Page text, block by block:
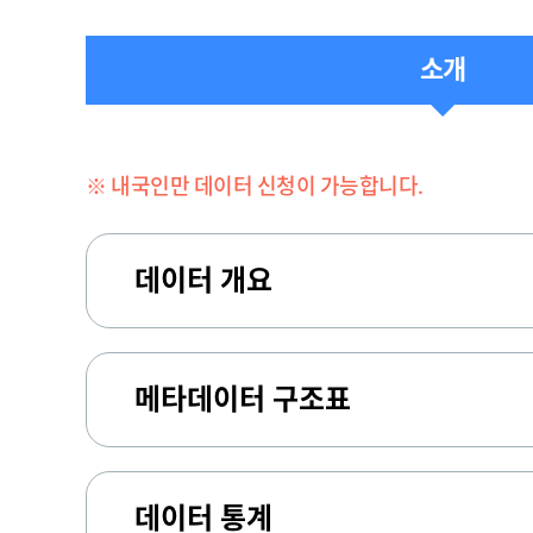
소개
※ 내국인만 데이터 신청이 가능합니다.
데이터 개요
메타데이터 구조표
데이터 통계